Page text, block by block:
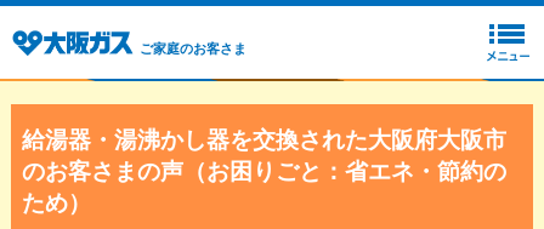
ご家庭のお客さま
給湯器・湯沸かし器を交換された大阪府大阪市
のお客さまの声（お困りごと：省エネ・節約の
ため）